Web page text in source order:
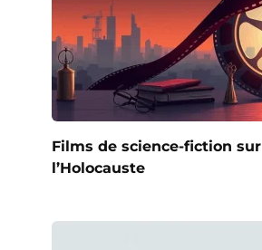
Films de science-fiction sur
l’Holocauste